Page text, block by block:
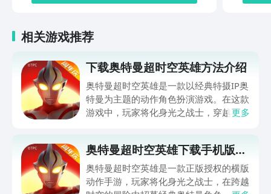
相关游戏推荐
下载奥特曼超时空英雄方法介绍
奥特曼超时空英雄是一款以经典特摄IP奥
特曼为主题的动作角色扮演游戏。在这款
游戏中，玩家将化身光之战士，穿越不同
载奥特曼超时空英雄的方法，游戏完美还
原了奥特曼系列的热血氛围，从标志性的
变身动作到招牌光线技能，每一个细节都
更多
奥特曼超时空英雄下载手机版方
法
奥特曼超时空英雄是一款正版授权的横版
动作手游，玩家将化身光之战士，在跨越